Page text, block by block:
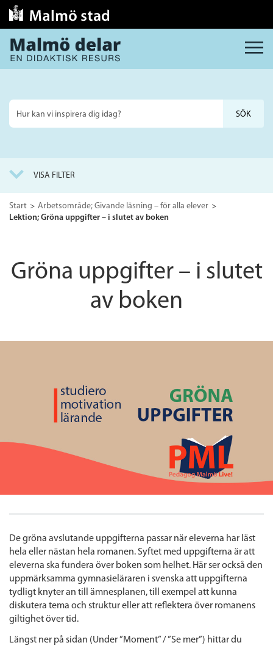
MENY
Sök
på
VISA FILTER
Start
Arbetsområde; Givande läsning – för alla elever
Lektion; Gröna uppgifter – i slutet av boken
Gröna uppgifter – i slutet
av boken
De gröna avslutande uppgifterna passar när eleverna har läst
hela eller nästan hela romanen. Syftet med uppgifterna är att
eleverna ska fundera över boken som helhet. Här ser också den
uppmärksamma gymnasieläraren i svenska att uppgifterna
tydligt knyter an till ämnesplanen, till exempel att kunna
diskutera tema och struktur eller att reflektera över romanens
giltighet över tid.
Längst ner på sidan (Under ”Moment” / ”Se mer”) hittar du